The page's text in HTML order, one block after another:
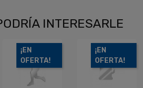
INTERESARLE
OFERTA!
¡DISPONIBLE
SÓLO EN
INTERNET!